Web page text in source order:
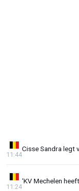
Cisse Sandra legt
11:44
‘KV Mechelen
11:24